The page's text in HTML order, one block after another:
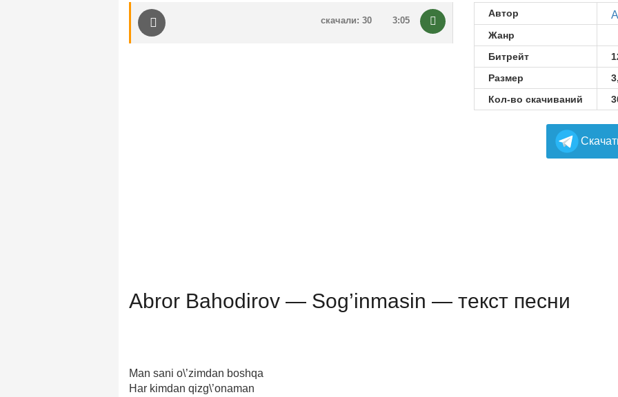
3:05
скачали: 30
Автор
Жанр
Битрейт
Размер
Кол-во скачиваний
Abror Bahodirov — Sog’inmasin — текст песни
Man sani o\’zimdan boshqa
Har kimdan qizg\’onaman